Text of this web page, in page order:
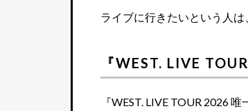
ライブに行きたいという人は
『WEST. LIVE
『WEST. LIVE TOUR 2026